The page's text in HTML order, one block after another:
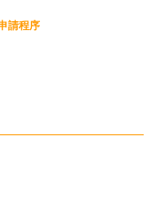
請程序